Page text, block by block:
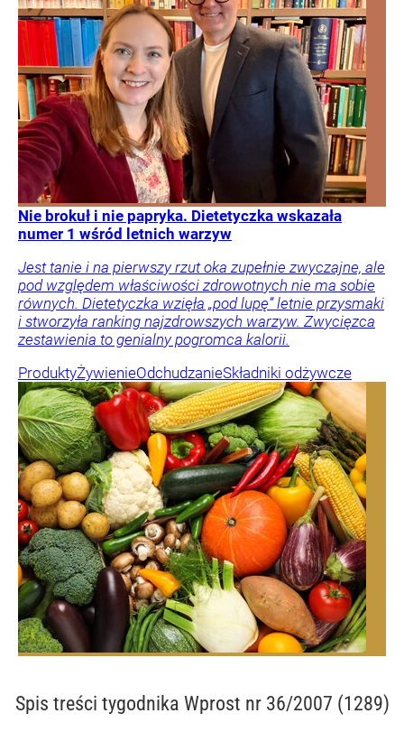
Nie brokuł i nie papryka. Dietetyczka wskazała
numer 1 wśród letnich warzyw
Jest tanie i na pierwszy rzut oka zupełnie zwyczajne, ale
pod względem właściwości zdrowotnych nie ma sobie
równych. Dietetyczka wzięła „pod lupę” letnie przysmaki
i stworzyła ranking najzdrowszych warzyw. Zwycięzca
zestawienia to genialny pogromca kalorii.
ProduktyŻywienieOdchudzanieSkładniki odżywcze
Spis treści tygodnika Wprost nr 36/2007 (1289)